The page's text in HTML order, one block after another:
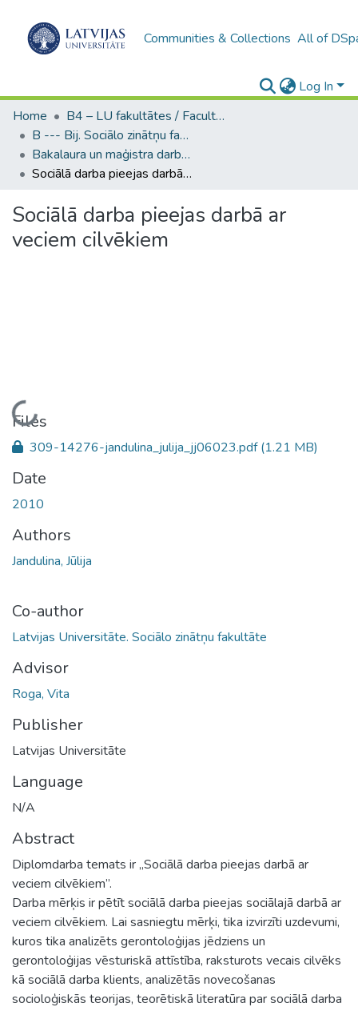
Communities & Collections All of
Log In
Home
B4 – LU fakultātes / Faculties of the UL
B --- Bij. Sociālo zinātņu fakultātes noslēguma darbi / Faculty of Social Sciences - Graduate works
Bakalaura un maģistra darbi (SZF) / Bachelor's and Master's theses
Sociālā darba pieejas darbā ar veciem cilvēkiem
Sociālā darba pieejas darbā ar
veciem cilvēkiem
Loading...
Files
309-14276-jandulina_julija_jj06023.pdf(1.21 MB)
Date
2010
Authors
Jandulina, Jūlija
Co-author
Latvijas Universitāte. Sociālo zinātņu fakultāte
Advisor
Roga, Vita
Publisher
Latvijas Universitāte
Language
N/A
Abstract
Diplomdarba temats ir „Sociālā darba pieejas darbā ar
veciem cilvēkiem”.
Darba mērķis ir pētīt sociālā darba pieejas sociālajā darbā ar
veciem cilvēkiem. Lai sasniegtu mērķi, tika izvirzīti uzdevumi,
kuros tika analizēts gerontoloģijas jēdziens un
gerontoloģijas vēsturiskā attīstība, raksturots vecais cilvēks
kā sociālā darba klients, analizētās novecošanas
socioloģiskās teorijas, teorētiskā literatūra par sociālā darba